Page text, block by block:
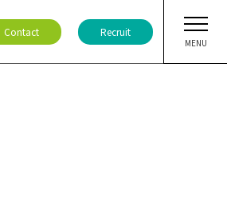
Contact Recruit
MENU